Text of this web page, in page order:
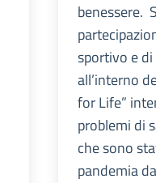
benessere.
sportivo e
all’interno
for Life”
problemi di
che sono
pandemia